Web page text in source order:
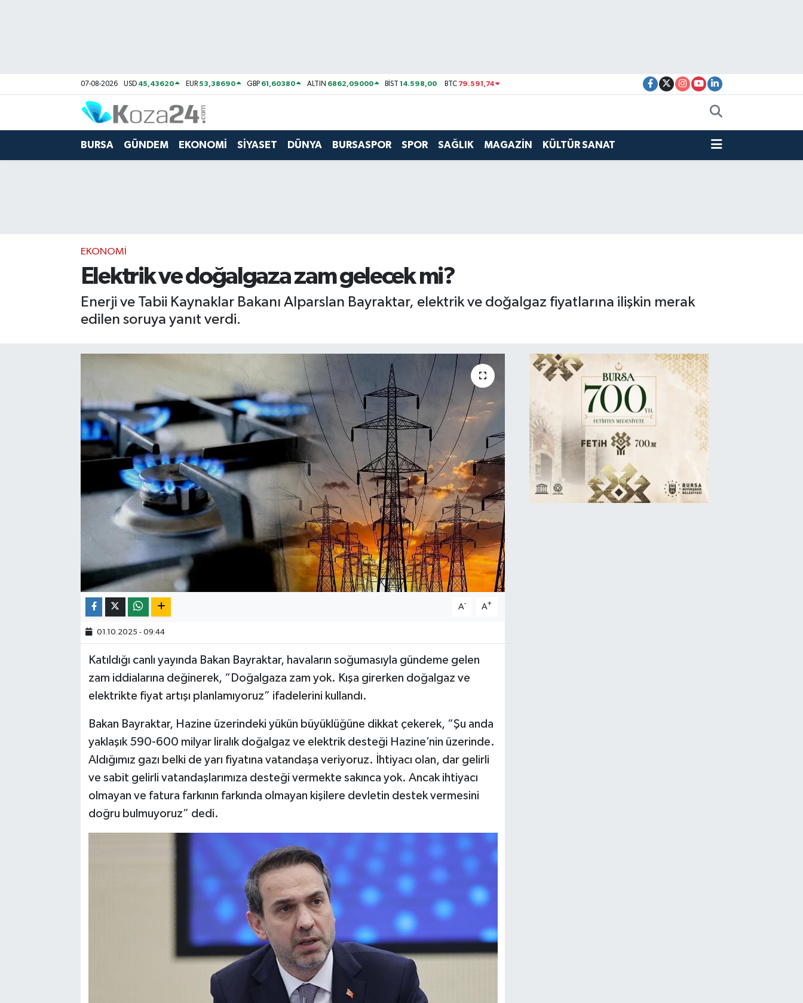
07-08-2026 USD 45,43620 EUR53,38690 GBP 61,60380 ALTIN 6862,09000 BİST14.598,00 BTC 79.591,74
BURSA GÜNDEM EKONOMİ SİYASET DÜNYA BURSASPOR SPOR SAĞLIK MAGAZİN KÜLTÜR SANAT
EKONOMİ
Elektrik ve doğalgaza zam gelecek mi?
Enerji ve Tabii Kaynaklar Bakanı Alparslan Bayraktar, elektrik ve doğalgaz fiyatlarına ilişkin merak
edilen soruya yanıt verdi.
A- A+
01.10.2025 - 09:44
Katıldığı canlı yayında Bakan Bayraktar, havaların soğumasıyla gündeme gelen
zam iddialarına değinerek, “Doğalgaza zam yok. Kışa girerken doğalgaz ve
elektrikte fiyat artışı planlamıyoruz” ifadelerini kullandı.
Bakan Bayraktar, Hazine üzerindeki yükün büyüklüğüne dikkat çekerek, “Şu anda
yaklaşık 590-600 milyar liralık doğalgaz ve elektrik desteği Hazine’nin üzerinde.
Aldığımız gazı belki de yarı fiyatına vatandaşa veriyoruz. İhtiyacı olan, dar gelirli
ve sabit gelirli vatandaşlarımıza desteği vermekte sakınca yok. Ancak ihtiyacı
olmayan ve fatura farkının farkında olmayan kişilere devletin destek vermesini
doğru bulmuyoruz” dedi.
Bursa Namaz Vakitleri
Bursa Trafik Yoğunluk Haritası